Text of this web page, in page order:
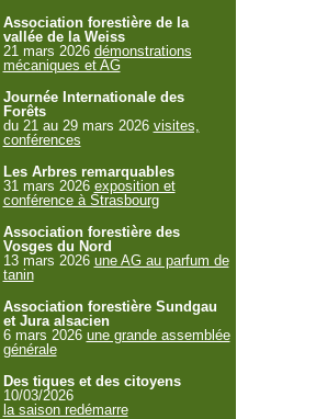
Association forestière de la
vallée de la Weiss
21 mars 2026 démonstrations
mécaniques et AG
Journée Internationale des
Forêts
du 21 au 29 mars 2026 visites,
conférences
Les Arbres remarquables
31 mars 2026 exposition et
conférence à Strasbourg
Association forestière des
Vosges du Nord
13 mars 2026 une AG au parfum de
tanin
Association forestière Sundgau
et Jura alsacien
6 mars 2026 une grande assemblée
générale
Des tiques et des citoyens
10/03/2026
la saison redémarre